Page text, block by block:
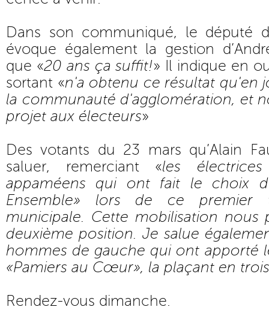
Dans son communiqué, le député
évoque également la gestion
que «20 ans ça suffit!» Il indique en
sortant «n'a obtenu ce résultat qu'en
la communauté d'agglomération, et
projet aux électeurs»
Des votants du 23 mars qu’Alain
saluer, remerciant «les
appaméens qui ont fait le choix
Ensemble» lors de ce premier
municipale. Cette mobilisation nous
deuxième position. Je salue
hommes de gauche qui ont apporté
«Pamiers au Cœur», la plaçant en
Rendez-vous dimanche.